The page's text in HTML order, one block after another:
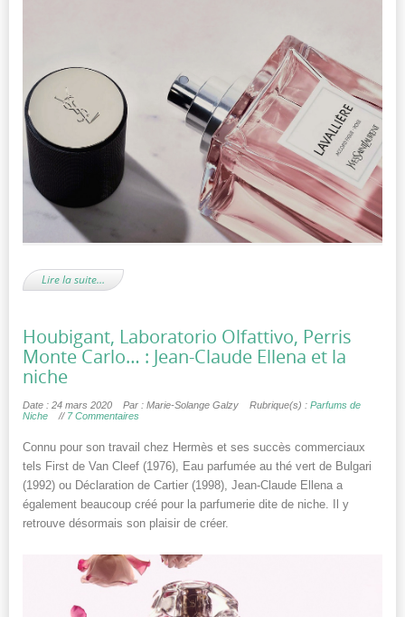
Lire la suite…
Houbigant, Laboratorio Olfattivo, Perris
Monte Carlo… : Jean-Claude Ellena et la
niche
Date : 24 mars 2020 Par : Marie-Solange Galzy Rubrique(s) : Parfums de
Niche
// 7 Commentaires
Connu pour son travail chez Hermès et ses succès commerciaux
tels First de Van Cleef (1976), Eau parfumée au thé vert de Bulgari
(1992) ou Déclaration de Cartier (1998), Jean-Claude Ellena a
également beaucoup créé pour la parfumerie dite de niche. Il y
retrouve désormais son plaisir de créer.